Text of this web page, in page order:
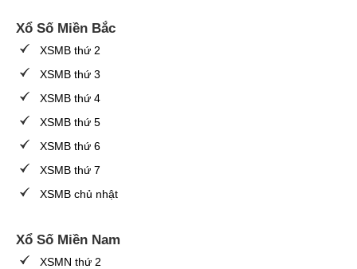
Xổ Số Miền Bắc
XSMB thứ 2
XSMB thứ 3
XSMB thứ 4
XSMB thứ 5
XSMB thứ 6
XSMB thứ 7
XSMB chủ nhật
Xổ Số Miền Nam
XSMN thứ 2